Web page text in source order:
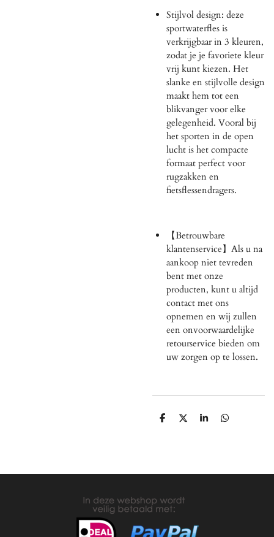
Stijlvol design: deze
sportwaterfles is
verkrijgbaar in 3 kleuren,
zodat je je favoriete kleur
vrij kunt kiezen. Het
slanke en stijlvolle design
maakt hem tot een
blikvanger voor elke
gelegenheid. Vooral bij
het sporten in de open
lucht is het compacte
formaat perfect voor
rugzakken en
fietsflessendragers.
【Betrouwbare
klantenservice】Als u na
aankoop niet tevreden
bent met onze
producten, kunt u altijd
contact met ons
opnemen en wij zullen
een onvoorwaardelijke
retourservice bieden om
uw zorgen op te lossen.
D
D
S
D